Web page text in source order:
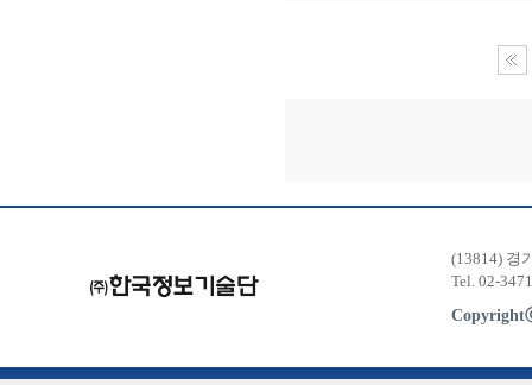
(13814) 경
Tel. 02-